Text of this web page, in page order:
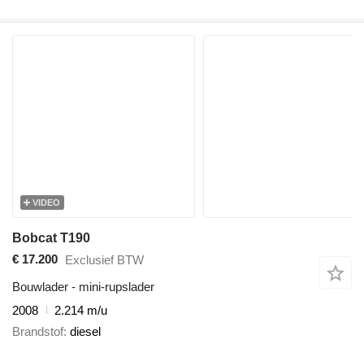
VIDEO
Bobcat T190
€ 17.200
Exclusief BTW
Bouwlader - mini-rupslader
2008
2.214 m/u
Brandstof diesel